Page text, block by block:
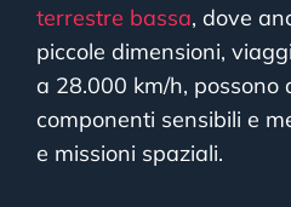
terrestre bassa, dove
piccole dimensioni,
a 28.000 km/h, possono
componenti sensibili e
e missioni spaziali.